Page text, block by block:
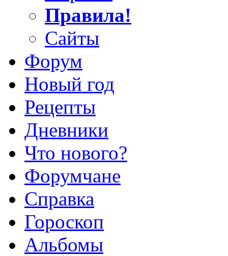
Правила!
Сайты
Форум
Новый год
Рецепты
Дневники
Что нового?
Форумчане
Справка
Гороскоп
Альбомы